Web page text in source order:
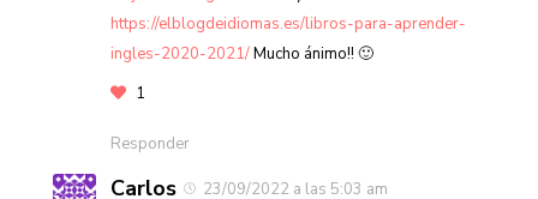
https://elblogdeidiomas.es/libros-para-aprender-
ingles-2020-2021/Mucho ánimo!! 🙂
1
Responder
Carlos 23/09/2022 a las 5:03 am